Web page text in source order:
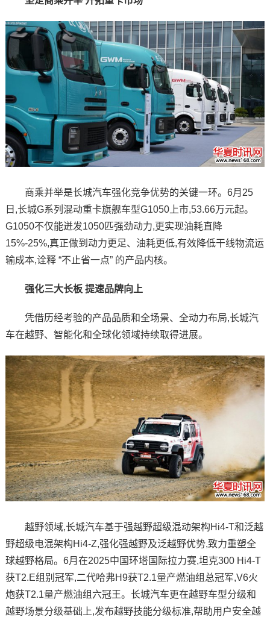
商乘并举是长城汽车强化竞争优势的关键一环。6月25
日,长城G系列混动重卡旗舰车型G1050上市,53.66万元起。
G1050不仅能迸发1050匹强劲动力,更实现油耗直降
15%-25%,真正做到动力更足、油耗更低,有效降低干线物流运
输成本,诠释 “不止省一点” 的产品内核。
强化三大长板 提速品牌向上
凭借历经考验的产品品质和全场景、全动力布局,长城汽
车在越野、智能化和全球化领域持续取得进展。
越野领域,长城汽车基于强越野超级混动架构Hi4-T和泛越
野超级电混架构Hi4-Z,强化强越野及泛越野优势,致力重塑全
球越野格局。6月在2025中国环塔国际拉力赛,坦克300 Hi4-T
获T2.E组别冠军,二代哈弗H9获T2.1量产燃油组总冠军,V6火
炮获T2.1量产燃油组六冠王。长城汽车更在越野车型分级和
越野场景分级基础上,发布越野技能分级标准,帮助用户安全越